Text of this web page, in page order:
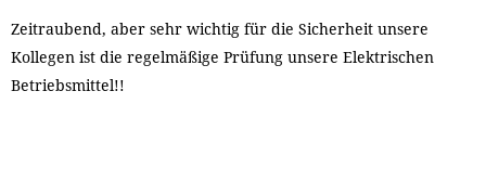
Zeitraubend, aber sehr wichtig für die Sicherheit unsere
Kollegen ist die regelmäßige Prüfung unsere Elektrischen
Betriebsmittel!!